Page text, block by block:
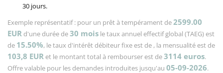
30 jours.
Exemple représentatif : pour un prêt à tempérament de2599.00
EURd'une durée de30 mois le taux annuel effectif global (TAEG) est
de 15.50%, le taux d'intérêt débiteur fixe est de , la mensualité est de
103,8 EURet le montant total à rembourser est de3114 euros.
Offre valable pour les demandes introduites jusqu'au 05-09-2026.